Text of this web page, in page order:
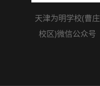
天津为明学校(曹庄
校区)微信公众号